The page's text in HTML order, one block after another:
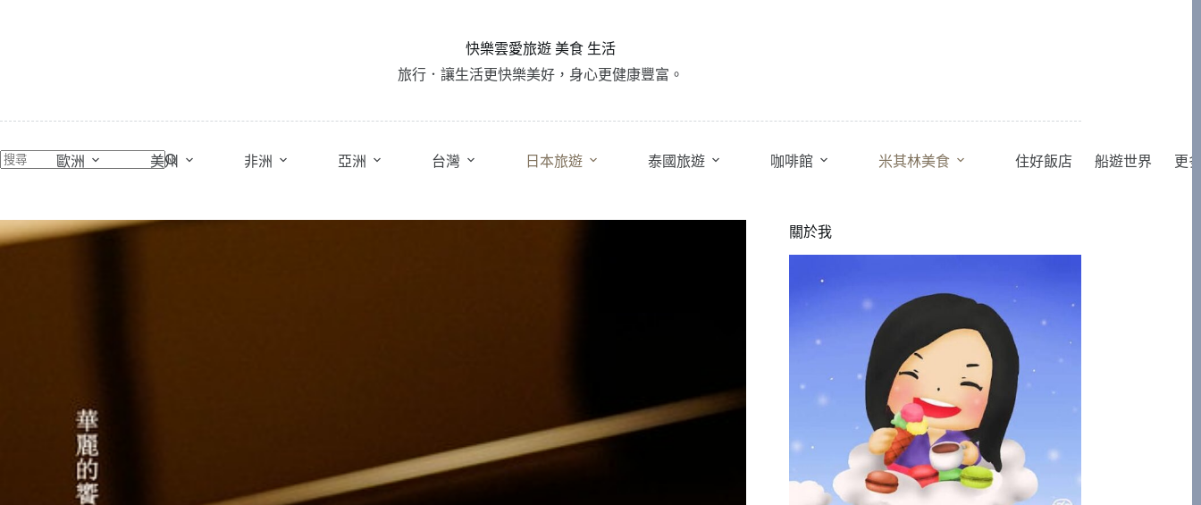
容
快樂雲愛旅遊 美食 生活
旅行．讓生活更快樂美好，身心更健康豐富。
歐洲 美州 非洲 亞洲 台灣 日本旅遊 泰國旅遊 咖啡館 米其林美食 住好飯店 船遊世界 更
關於我